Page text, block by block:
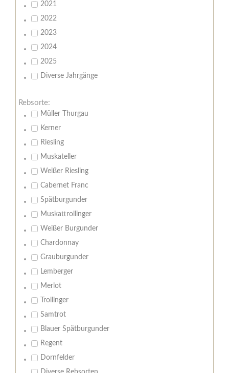
2021
2022
2023
2024
2025
Diverse Jahrgänge
Rebsorte:
Müller Thurgau
Kerner
Riesling
Muskateller
Weißer Riesling
Cabernet Franc
Spätburgunder
Muskattrollinger
Weißer Burgunder
Chardonnay
Grauburgunder
Lemberger
Merlot
Trollinger
Samtrot
Blauer Spätburgunder
Regent
Dornfelder